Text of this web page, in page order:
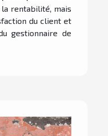
rentabilité, mais
du client et
gestionnaire de